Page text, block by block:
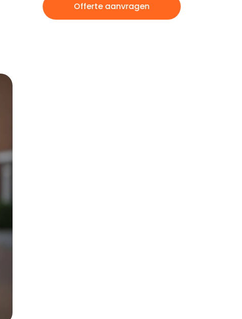
Offerte aanvragen